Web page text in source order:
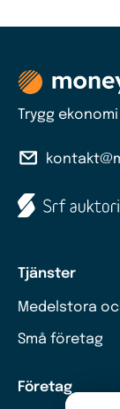
Trygg
Tjänster
Medelstora
Små företag
Företag